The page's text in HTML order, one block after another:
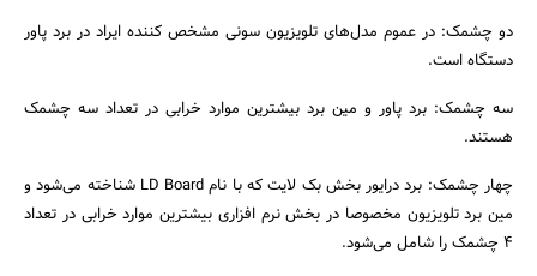
دو چشمک: در عموم مدل‌های تلویزیون سونی مشخص کننده ایراد در برد پاور
دستگاه است.
سه چشمک: برد پاور و مین برد بیشترین موارد خرابی در تعداد سه چشمک
هستند.
چهار چشمک: برد درایور بخش بک لایت که با نام LD Board شناخته می‌شود و
مین برد تلویزیون مخصوصا در بخش نرم افزاری بیشترین موارد خرابی در تعداد
4 چشمک را شامل می‌شود.